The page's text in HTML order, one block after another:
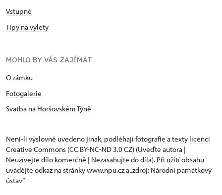
Vstupné
Tipy na výlety
MOHLO BY VÁS ZAJÍMAT
O zámku
Fotogalerie
Svatba na Horšovském Týně
Není-li výslovně uvedeno jinak, podléhají fotografie a texty licenci
Creative Commons (CC BY-NC-ND 3.0 CZ) (Uveďte autora |
Neužívejte dílo komerčně | Nezasahujte do díla). Při užití obsahu
uvádějte odkaz na stránky www.npu.cz a „zdroj: Národní památkový
ústav“